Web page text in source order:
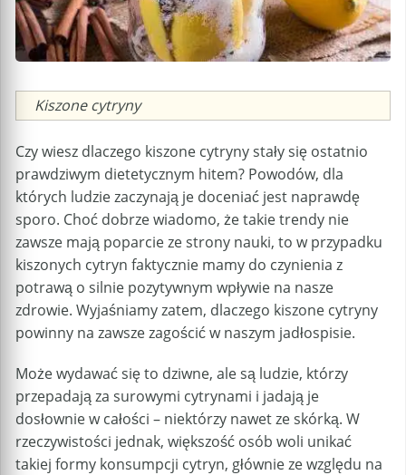
Caption
Kiszone cytryny
Czy wiesz dlaczego kiszone cytryny stały się ostatnio
prawdziwym dietetycznym hitem? Powodów, dla
których ludzie zaczynają je doceniać jest naprawdę
sporo. Choć dobrze wiadomo, że takie trendy nie
zawsze mają poparcie ze strony nauki, to w przypadku
kiszonych cytryn faktycznie mamy do czynienia z
potrawą o silnie pozytywnym wpływie na nasze
zdrowie. Wyjaśniamy zatem, dlaczego kiszone cytryny
powinny na zawsze zagościć w naszym jadłospisie.
Może wydawać się to dziwne, ale są ludzie, którzy
przepadają za surowymi cytrynami i jadają je
dosłownie w całości – niektórzy nawet ze skórką. W
rzeczywistości jednak, większość osób woli unikać
takiej formy konsumpcji cytryn, głównie ze względu na